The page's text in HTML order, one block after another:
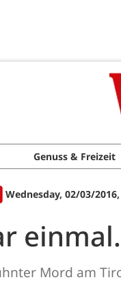
Genuss & Freizeit
Wednesday, 02/03/
Mord am